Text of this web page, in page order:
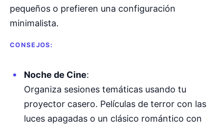
pequeños o prefieren una configuración
minimalista.
CONSEJOS:
Noche de Cine:
Organiza sesiones temáticas usando tu
proyector casero. Películas de terror con las
luces apagadas o un clásico romántico con